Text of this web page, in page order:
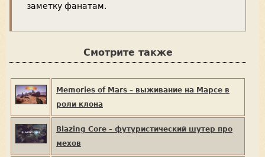
заметку фанатам.
Смотрите также
Memories of Mars – выживание на Марсе в
роли клона
Blazing Core – футуристический шутер про
мехов